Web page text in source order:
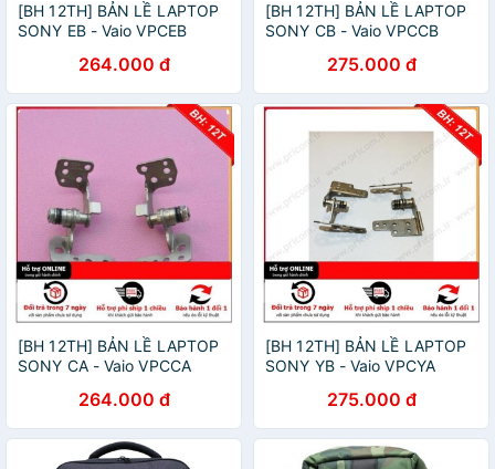
[BH 12TH] BẢN LỀ LAPTOP
SONY EB - Vaio VPCEB
264.000 đ
[BH 12TH] BẢN LỀ LAPTOP
SONY CB - Vaio VPCCB
275.000 đ
[BH 12TH] BẢN LỀ LAPTOP
SONY CA - Vaio VPCCA
264.000 đ
[BH 12TH] BẢN LỀ LAPTOP
SONY YB - Vaio VPCYA
275.000 đ